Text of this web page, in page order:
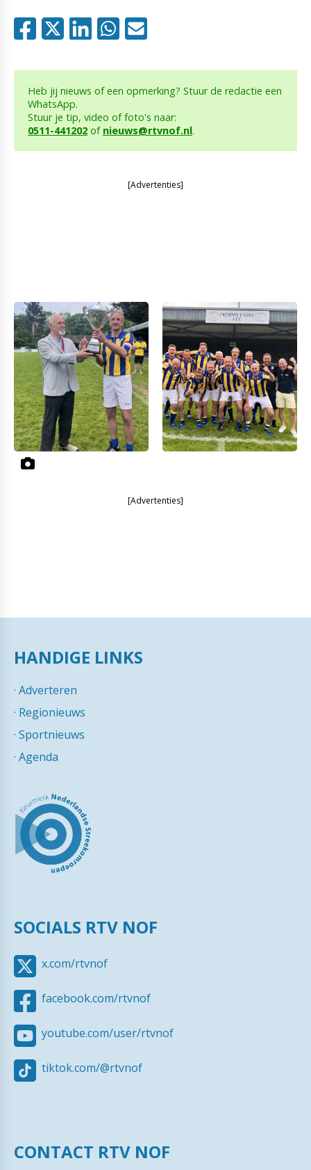
Heb jij nieuws of een opmerking? Stuur de redactie een
WhatsApp.
Stuur je tip, video of foto's naar:
0511-441202 of nieuws@rtvnof.nl.
[Advertenties]
[Advertenties]
HANDIGE LINKS
· Adverteren
· Regionieuws
· Sportnieuws
· Agenda
SOCIALS RTV NOF
x.com/rtvnof
facebook.com/rtvnof
youtube.com/user/rtvnof
tiktok.com/@rtvnof
CONTACT RTV NOF